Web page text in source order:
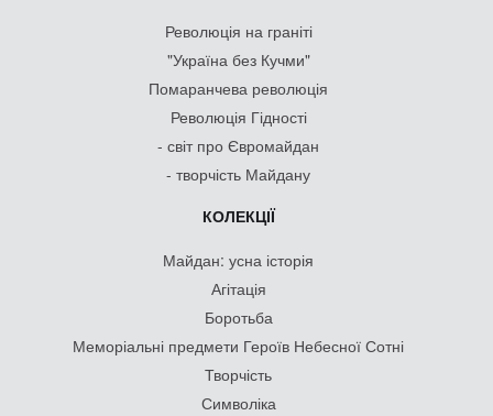
Революція на граніті
"Україна без Кучми"
Помаранчева революція
Революція Гідності
- світ про Євромайдан
- творчість Майдану
КОЛЕКЦІЇ
Майдан: усна історія
Агітація
Боротьба
Меморіальні предмети Героїв Небесної Сотні
Творчість
Символіка